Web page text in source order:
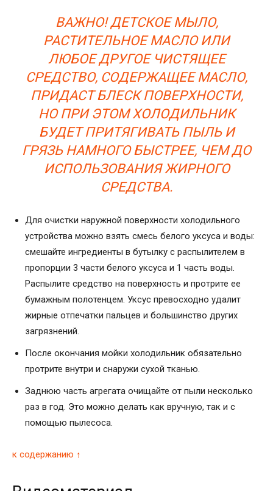
ВАЖНО! ДЕТСКОЕ МЫЛО,
РАСТИТЕЛЬНОЕ МАСЛО ИЛИ
ЛЮБОЕ ДРУГОЕ ЧИСТЯЩЕЕ
СРЕДСТВО, СОДЕРЖАЩЕЕ МАСЛО,
ПРИДАСТ БЛЕСК ПОВЕРХНОСТИ,
НО ПРИ ЭТОМ ХОЛОДИЛЬНИК
БУДЕТ ПРИТЯГИВАТЬ ПЫЛЬ И
ГРЯЗЬ НАМНОГО БЫСТРЕЕ, ЧЕМ ДО
ИСПОЛЬЗОВАНИЯ ЖИРНОГО
СРЕДСТВА.
Для очистки наружной поверхности холодильного
устройства можно взять смесь белого уксуса и воды:
смешайте ингредиенты в бутылку с распылителем в
пропорции 3 части белого уксуса и 1 часть воды.
Распылите средство на поверхность и протрите ее
бумажным полотенцем. Уксус превосходно удалит
жирные отпечатки пальцев и большинство других
загрязнений.
После окончания мойки холодильник обязательно
протрите внутри и снаружи сухой тканью.
Заднюю часть агрегата очищайте от пыли несколько
раз в год. Это можно делать как вручную, так и с
помощью пылесоса.
к содержанию ↑